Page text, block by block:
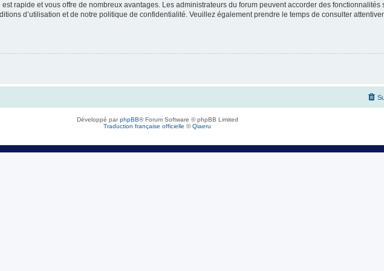
rapide et vous offre de nombreux avantages. Les administrateurs du forum peuvent accorder des
d’utilisation et de notre politique de confidentialité. Veuillez également prendre le temps de consulter
Développé parphpBB® Forum Software © phpBB Limited
Traduction française officielle ©Qiaeru